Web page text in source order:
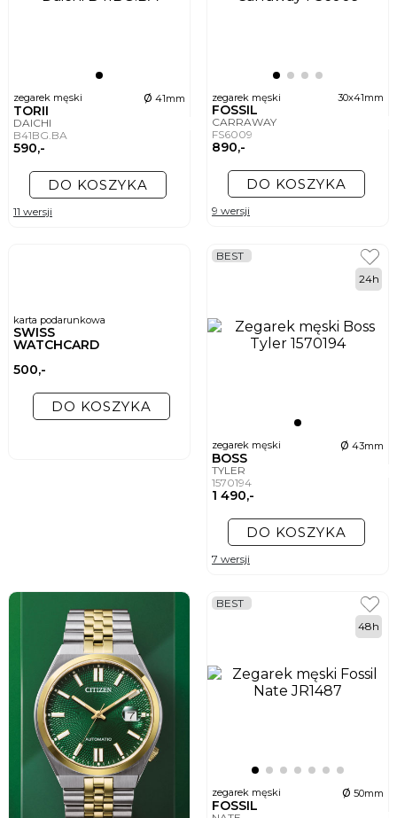
zegarek męski ø 41mm
TORII
DAICHI
B41BG.BA
590,-
DO KOSZYKA
11 wersji
zegarek męski 30x41mm
FOSSIL
CARRAWAY
FS6009
890,-
DO KOSZYKA
9 wersji
karta podarunkowa
SWISS
WATCHCARD
500,-
DO KOSZYKA
zegarek męski ø 43mm
BOSS
TYLER
1570194
1 490,-
BEST
24h
DO KOSZYKA
7 wersji
zegarek męski ø 50mm
FOSSIL
BEST
48h